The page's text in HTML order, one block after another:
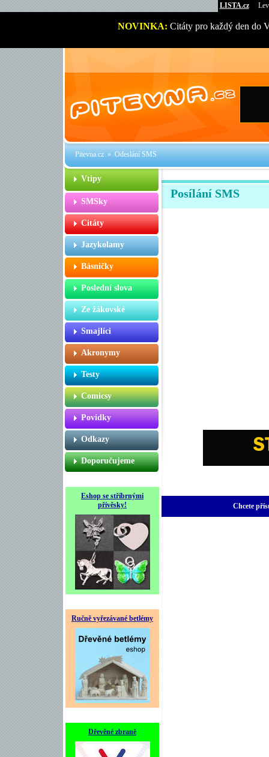
LISTA.cz
NOVINKA: Citáty pro každý den do
Pitevna.cz» Odeslání SMS
Vtipy
SMSky
Citáty
Jazykolamy
Básničky
Poslední slova
Ze žákovské
Smajlíci
Akronymy
Testy
Comicsy
Povídky
Odkazy
Doporučujeme
Eshop se stříbrnými
přívěsky!
Ručně vyřezávané betlémy
Dřevěné zbraně
Posílání SMS
Chcete